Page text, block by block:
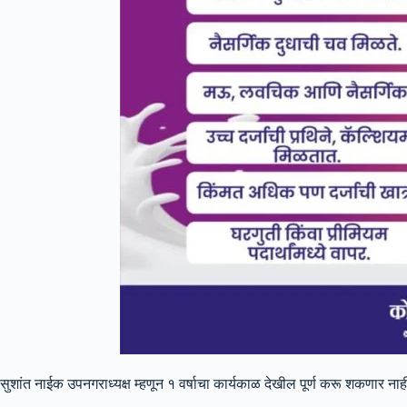
सुशांत नाईक उपनगराध्यक्ष म्हणून १ वर्षाचा कार्यकाळ देखील पूर्ण करू शकणार